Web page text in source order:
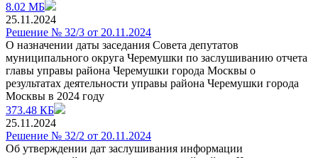
8.02 МБ
25.11.2024
Решение № 32/3 от 20.11.2024
О назначении даты заседания Совета депутатов
муниципального округа Черемушки по заслушиванию отчета
главы управы района Черемушки города Москвы о
результатах деятельности управы района Черемушки города
Москвы в 2024 году
373.48 КБ
25.11.2024
Решение № 32/2 от 20.11.2024
Об утверждении дат заслушивания информации